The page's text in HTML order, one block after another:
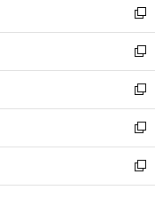
く
で
開
く
ド
ウ
で
開
く
ィ
ン
ド
ウ
で
開
く
い
ウ
ィ
ン
ド
ウ
で
開
く
新
し
い
ウ
ィ
ン
ド
ウ
で
開
新
し
い
ウ
ィ
ン
ド
ウ
新
し
い
ウ
ィ
ン
新
し
い
ウ
新
し